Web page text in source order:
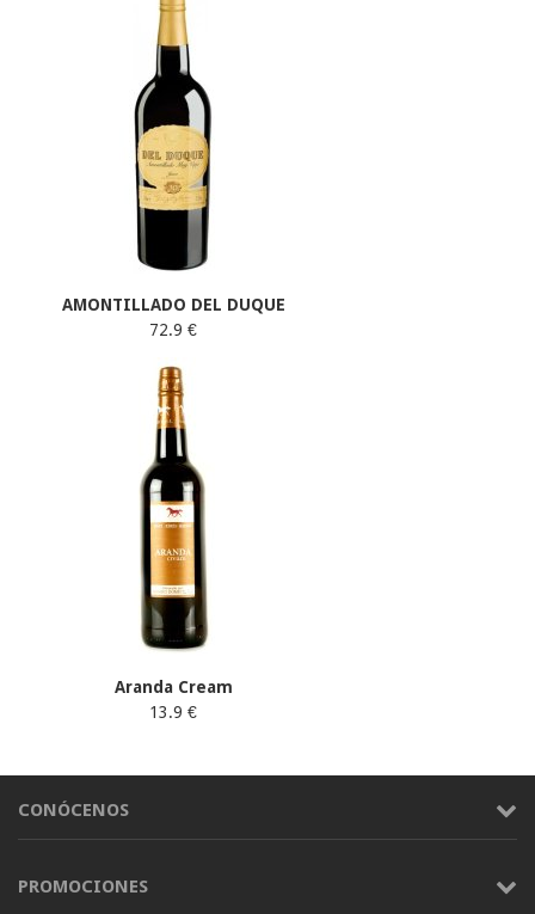
AMONTILLADO DEL DUQUE
72.9 €
Aranda Cream
13.9 €
CONÓCENOS
PROMOCIONES